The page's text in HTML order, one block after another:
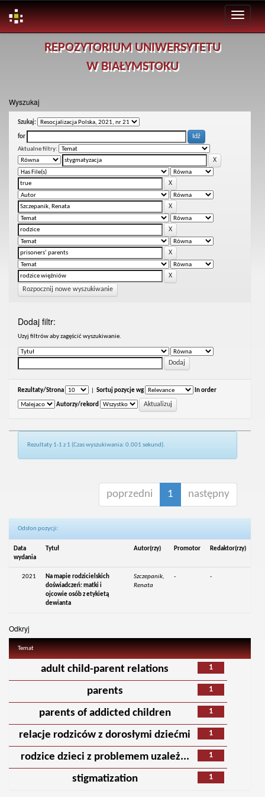
REPOZYTORIUM UNIWERSYTETU
W BIAŁYMSTOKU
Wyszukaj
Szukaj:
for
Aktualne filtry:
Rozpocznij nowe wyszukiwanie
Dodaj filtr:
Uzyj filtrów aby zagęścić wyszukiwanie.
Rezultaty/Strona Sortuj pozycje wg In order
Autorzy/rekord
Rezultaty 1-1 z 1 (Czas wyszukiwania: 0.001 sekund).
poprzedni 1 następny
Odsłon pozycji:
Data
wydania
Tytuł Autor(rzy) Promotor Redaktor(rzy)
2021
Na mapie rodzicielskich
doświadczeń: matki i
ojcowie osób z etykietą
dewianta
Szczepanik,
Renata
- -
Odkryj
Temat
1
adult child-parent relations
1
parents
1
parents of addicted children
1
relacje rodziców z dorosłymi dziećmi
1
rodzice dzieci z problemem uzależ...
1
stigmatization